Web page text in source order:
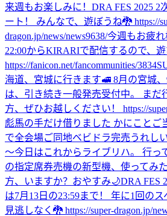
来週もお楽しみに！ DRA FES 2025 2
ート！ みんなで、遊ぼうね🐉 https://
dragon.jp/news/news9638/今週もお疲
22:00からKIRARIで配信するので、
https://fanicon.net/fancommunities/3834
海道、宮城に行きます🚅 8月の宮城
は、引き続き一般発売受付中。 まだ
方、ぜひお越しください！ https://
彪馬の手だけ借りました かにことご
で全会場ご同地ベビドラ完売うれし
〜今日はこれからライブリハ。 行っ
の指定席券売機の新型機、使ってみ
方、いますか？ おやすみ🌙DRA FES
は7月13日の23:59まで！ 年に1回の
見逃しなく🐉 https://super-dragon.jp/